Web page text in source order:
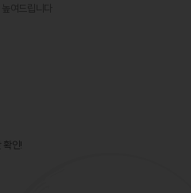
여드립니다
확인!